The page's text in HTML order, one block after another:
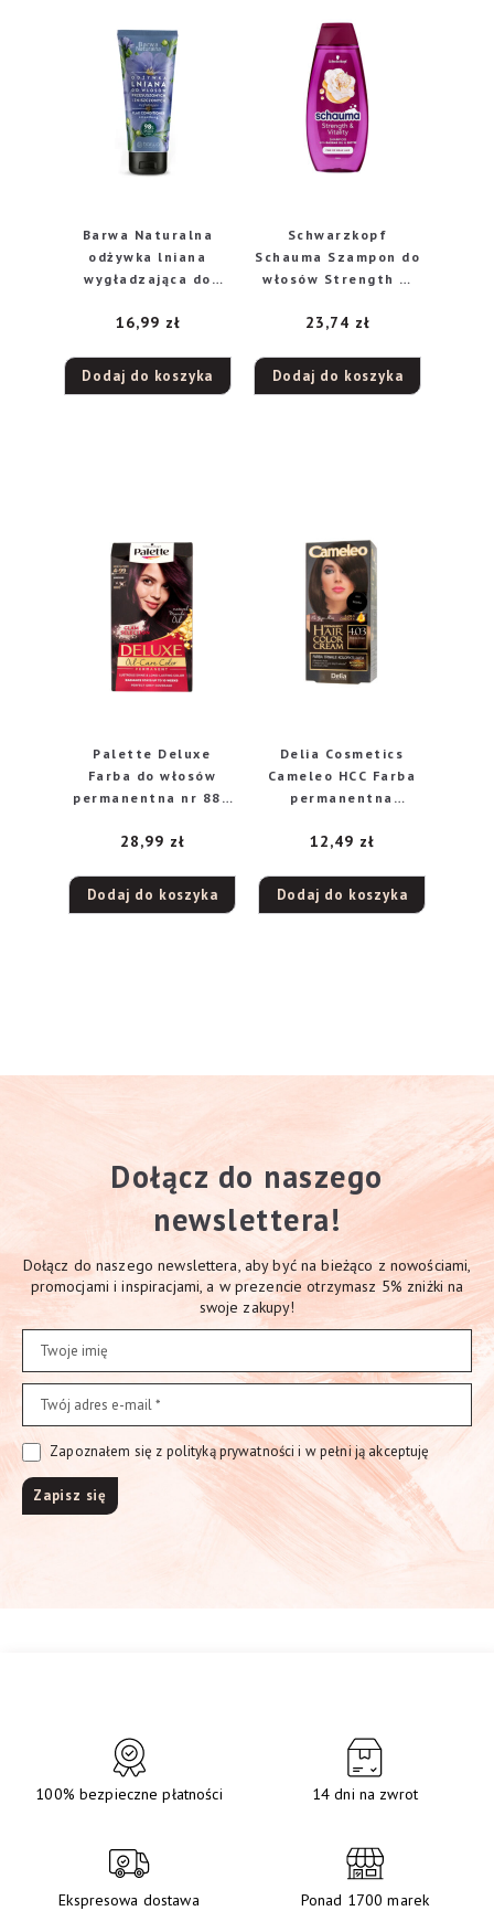
Barwa Naturalna
odżywka lniana
wygładzająca do
przesuszonych i
16,99 zł
Dodaj do koszyka
Schwarzkopf
Schauma Szampon do
włosów Strength &
cienkie i łamliwe
23,74 zł
Dodaj do koszyka
Palette Deluxe
Farba do włosów
permanentna nr 880
28,99 zł
Dodaj do koszyka
Delia Cosmetics
Cameleo HCC Farba
permanentna
12,49 zł
Dodaj do koszyka
Dołącz do naszego
newslettera!
Dołącz do naszego newslettera, aby być na bieżąco z nowościami,
promocjami i inspiracjami, a w prezencie otrzymasz 5% zniżki na
swoje zakupy!
Zapoznałem się z polityką prywatności i w pełni ją akceptuję
100% bezpieczne płatności 14 dni na zwrot
Ekspresowa dostawa Ponad 1700 marek